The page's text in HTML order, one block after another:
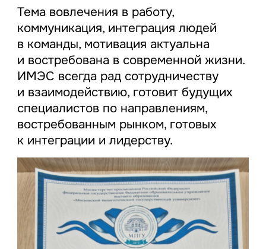
Тема вовлечения в работу,
коммуникация, интеграция людей
в команды, мотивация актуальна
и востребована в современной жизни.
ИМЭС всегда рад сотрудничеству
и взаимодействию, готовит будущих
специалистов по направлениям,
востребованным рынком, готовых
к интеграции и лидерству.